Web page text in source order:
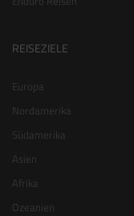
REISEZIELE
Europa
Nordamerika
Südamerika
Asien
Afrika
Ozeanien